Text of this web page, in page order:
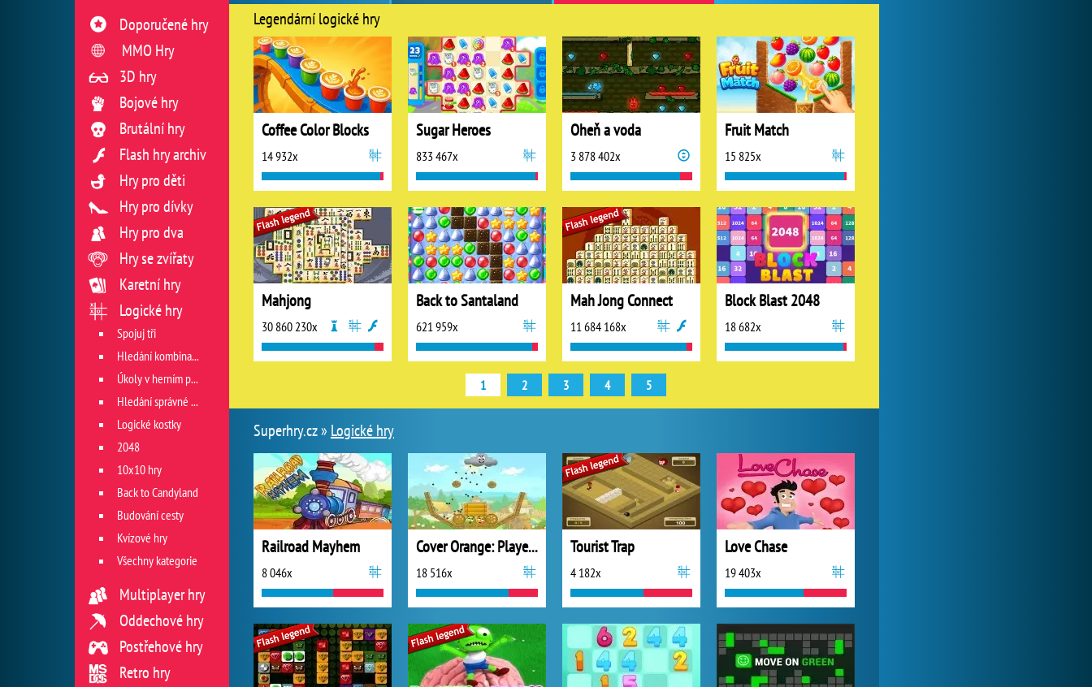
Legendární logické hry
Coffee Color Blocks
14 932x
Sugar Heroes
833 467x
Oheň a voda
3 878 402x
Fruit Match
15 825x
Mahjong
30 860 230x
Back to Santaland
621 959x
Mah Jong Connect
11 684 168x
Block Blast 2048
18 682x
1 2 3 4 5
Superhry.cz » Logické hry
Railroad Mayhem
8 046x
Cover Orange: Players Pack 2
18 516x
Tourist Trap
4 182x
Love Chase
19 403x
Doporučené hry
MMO Hry
3D hry
Bojové hry
Brutální hry
Flash hry archiv
Hry pro děti
Hry pro dívky
Hry pro dva
Hry se zvířaty
Karetní hry
Logické hry
Spojuj tři
Hledání kombinace
Úkoly v herním poli
Hledání správné cesty
Logické kostky
2048
10x10 hry
Back to Candyland
Budování cesty
Kvízové hry
Všechny kategorie
Multiplayer hry
Oddechové hry
Postřehové hry
Retro hry
1 165 613x
Lady Popular
1 313 754x
World of Tanks